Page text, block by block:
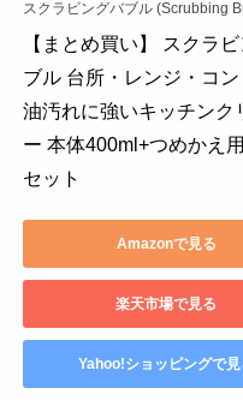
スクラビングバブル (Scrubbing
【まとめ買い】 スクラ
ブル 台所・レンジ・コ
油汚れに強いキッチンク
ー 本体400ml+つめかえ
セット
Amazonで見る
楽天市場で見る
Yahoo!ショッピングで見